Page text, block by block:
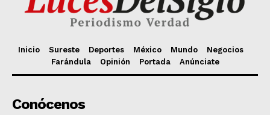
Inicio Sureste Deportes México Mundo
Negocios
Farándula
Opinión Portada Anúnciate
Conócenos